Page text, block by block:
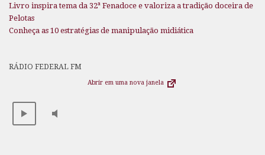
Livro inspira tema da 32ª Fenadoce e valoriza a tradição doceira de
Pelotas
Conheça as 10 estratégias de manipulação midiática
RÁDIO FEDERAL FM
Abrir em uma nova janela